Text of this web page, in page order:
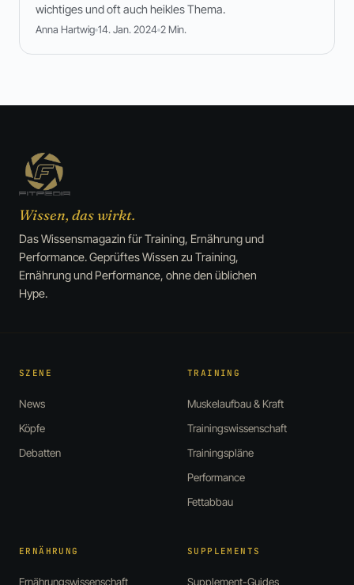
wichtiges und oft auch heikles Thema.
Anna Hartwig 14. Jan. 2024 2 Min.
Wissen, das wirkt.
Das Wissensmagazin für Training, Ernährung und
Performance. Geprüftes Wissen zu Training,
Ernährung und Performance, ohne den üblichen
Hype.
SZENE
News
Köpfe
Debatten
TRAINING
Muskelaufbau & Kraft
Trainingswissenschaft
Trainingspläne
Performance
Fettabbau
ERNÄHRUNG
Ernährungswissenschaft
SUPPLEMENTS
Supplement-Guides